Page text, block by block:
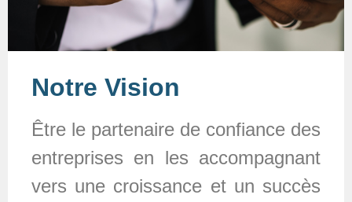
Notre Vision
Être le partenaire de confiance des
entreprises en les accompagnant
vers une croissance et un succès